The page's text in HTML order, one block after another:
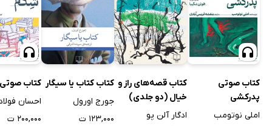
کتاب صوتی
پدرکشی
املی نوتومب
کتاب قصه‌های راز و
خیال (دو جلدی)
ادگار آلن پو
کتاب کتاب یا سیگار
جورج اورول
۱۲۳,۰۰۰ ت
کتاب
احسان
۲۰۰,۰۰۰ ت